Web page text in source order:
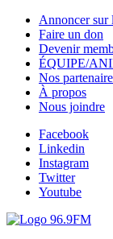
Annoncer sur
Faire un don
Devenir
ÉQUIPE/
Nos
À propos
Nous joindre
Facebook
Linkedin
Instagram
Twitter
Youtube